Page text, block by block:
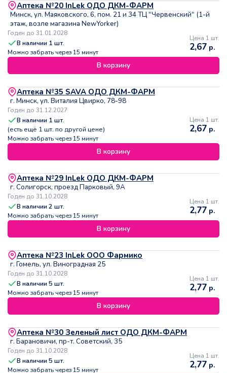
Аптека №20 InLek ОДО ДКМ-ФАРМ
Минск, ул. Маяковского, 6, пом. 21 и 34 ТЦ "Червенский" (1-й
этаж, возле магазина NewYorker)
Годен до 31.01.2028
В наличии 1 шт.
Можно забрать через 15 минут
Цена 1 шт.
2,67 р.
В корзину
Аптека №35 SAVA ОДО ДКМ-ФАРМ
г. Минск, ул. Виталия Цвирко, 78-98
Годен до 31.12.2027
В наличии 1 шт.
(есть ещё 1 шт. по другой цене)
Можно забрать через 15 минут
Цена 1 шт.
2,67 р.
В корзину
Аптека №29 InLek ОДО ДКМ-ФАРМ
г. Солигорск, проезд Парковый, 9А
Годен до 31.10.2028
В наличии2 шт.
Можно забрать через 15 минут
Цена 1 шт.
2,77 р.
В корзину
Аптека №23 InLek ООО Фармико
г. Гомель, ул. Виноградная 25
Годен до 31.10.2028
В наличии5 шт.
Можно забрать через 15 минут
Цена 1 шт.
2,77 р.
В корзину
Аптека №30 Зеленый лист ОДО ДКМ-ФАРМ
г. Барановичи, пр-т. Советский, 35
Годен до 31.10.2028
В наличии5 шт.
Можно забрать через 15 минут
Цена 1 шт.
2,77 р.